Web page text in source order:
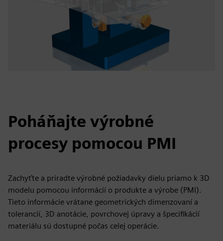
Poháňajte výrobné
procesy pomocou PMI
Zachyťte a priradte výrobné požiadavky dielu priamo k 3D
modelu pomocou informácií o produkte a výrobe (PMI).
Tieto informácie vrátane geometrických dimenzovaní a
tolerancií, 3D anotácie, povrchovej úpravy a špecifikácií
materiálu sú dostupné počas celej operácie.